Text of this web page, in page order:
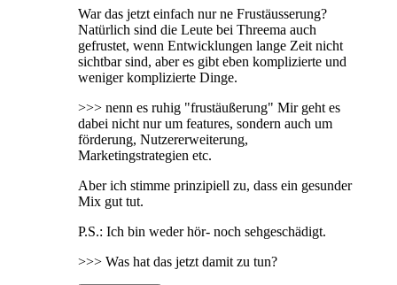
War das jetzt einfach nur ne Frustäusserung?
Natürlich sind die Leute bei Threema auch
gefrustet, wenn Entwicklungen lange Zeit nicht
sichtbar sind, aber es gibt eben komplizierte und
weniger komplizierte Dinge.
>>> nenn es ruhig "frustäußerung" Mir geht es
dabei nicht nur um features, sondern auch um
förderung, Nutzererweiterung,
Marketingstrategien etc.
Aber ich stimme prinzipiell zu, dass ein gesunder
Mix gut tut.
P.S.: Ich bin weder hör- noch sehgeschädigt.
>>> Was hat das jetzt damit zu tun?